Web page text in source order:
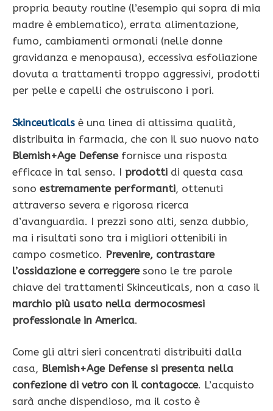
propria beauty routine (l’esempio qui sopra di mia
madre è emblematico), errata alimentazione,
fumo, cambiamenti ormonali (nelle donne
gravidanza e menopausa), eccessiva esfoliazione
dovuta a trattamenti troppo aggressivi, prodotti
per pelle e capelli che ostruiscono i pori.
Skinceuticals è una linea di altissima qualità,
distribuita in farmacia, che con il suo nuovo nato
Blemish+Age Defensefornisce una risposta
efficace in tal senso. I prodotti di questa casa
sono estremamente performanti, ottenuti
attraverso severa e rigorosa ricerca
d’avanguardia. I prezzi sono alti, senza dubbio,
ma i risultati sono tra i migliori ottenibili in
campo cosmetico. Prevenire, contrastare
l’ossidazione e correggeresono le tre parole
chiave dei trattamenti Skinceuticals, non a caso il
marchio più usato nella dermocosmesi
professionale in America.
Come gli altri sieri concentrati distribuiti dalla
casa, Blemish+Age Defense si presenta nella
confezione di vetro con il contagocce. L’acquisto
sarà anche dispendioso, ma il costo è